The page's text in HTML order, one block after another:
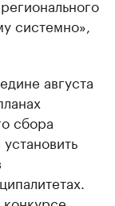
системно»,
августа
сбора